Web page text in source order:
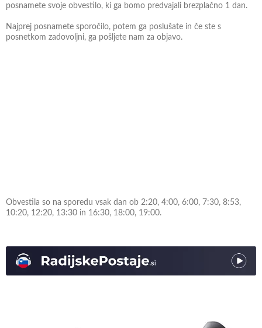
posnamete svoje obvestilo, ki ga bomo predvajali brezplačno 1 dan.
Najprej posnamete sporočilo, potem ga poslušate in če ste s
posnetkom zadovoljni, ga pošljete nam za objavo.
Obvestila so na sporedu vsak dan ob 2:20, 4:00, 6:00, 7:30, 8:53,
10:20, 12:20, 13:30 in 16:30, 18:00, 19:00.